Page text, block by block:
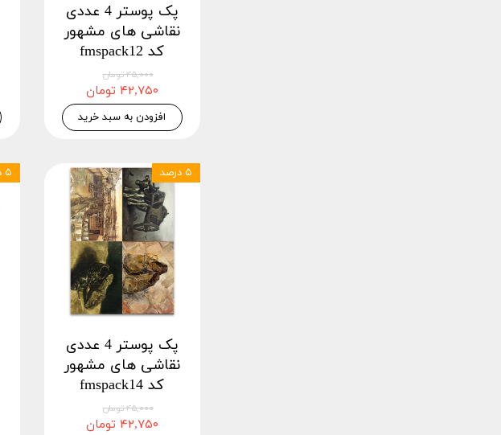
پک پوستر 4 عددی
نقاشی های مشهور
کد fmspack12
۴۵,۰۰۰ تومان
۴۲,۷۵۰ تومان
افزودن به سبد خرید
پک پوستر 4 عددی
نقاشی های مشهور
کد fmspack14
۴۵,۰۰۰ تومان
۴۲,۷۵۰ تومان
۵ درصد ۵ درصد